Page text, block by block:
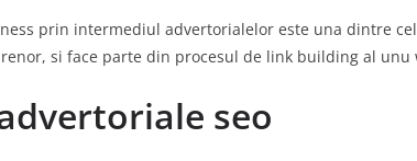
prin intermediul advertorialelor este una dintre
si face parte din procesul de link building al unu
seo